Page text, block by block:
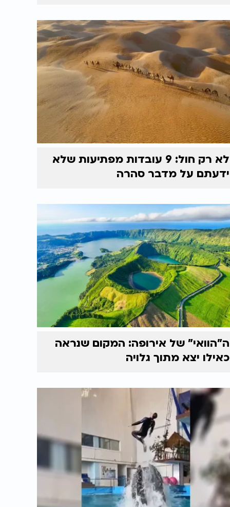
לא רק חול: 9 עובדות מפתיעות שלא
ידעתם על מדבר סהרה
ה"הוואי" של אירופה: המקום שנראה
כאילו יצא מתוך גלויה